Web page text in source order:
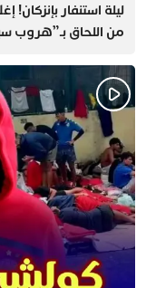
​ليلة استنفار
من اللحاق بـ”هروب